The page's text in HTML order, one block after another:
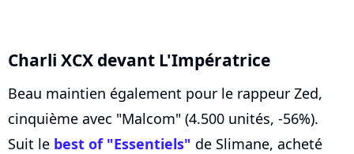
Charli XCX devant L'Impératrice
Beau maintien également pour le rappeur Zed,
cinquième avec "Malcom" (4.500 unités, -56%).
Suit le best of "Essentiels" de Slimane, acheté